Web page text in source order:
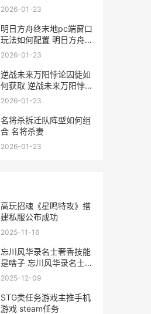
2026-01-23
明日方舟终末地pc端窗口
玩法如何配置 明日方舟终
末地云游戏
2026-01-23
逆战未来万阳悖论囚徒如
何获取 逆战未来万阳悖论
怎么打
2026-01-23
名将杀拆迁队阵型如何组
合 名将杀妻
2026-01-23
高玩招魂《星鸣特攻》搭
建私服公布成功
2025-11-16
忘川风华录名士奢香技能
是啥子 忘川风华录名士猫
可以重置吗
2025-12-09
STG类任务游戏主推手机
游戏 steam任务